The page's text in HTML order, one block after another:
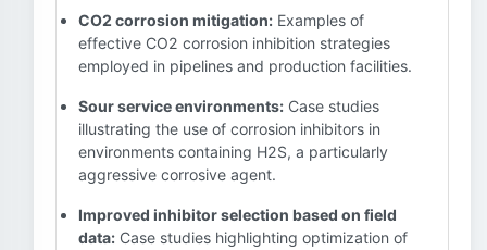
CO2 corrosion mitigation: Examples of
effective CO2 corrosion inhibition strategies
employed in pipelines and production facilities.
Sour service environments: Case studies
illustrating the use of corrosion inhibitors in
environments containing H2S, a particularly
aggressive corrosive agent.
Improved inhibitor selection based on field
data: Case studies highlighting optimization of